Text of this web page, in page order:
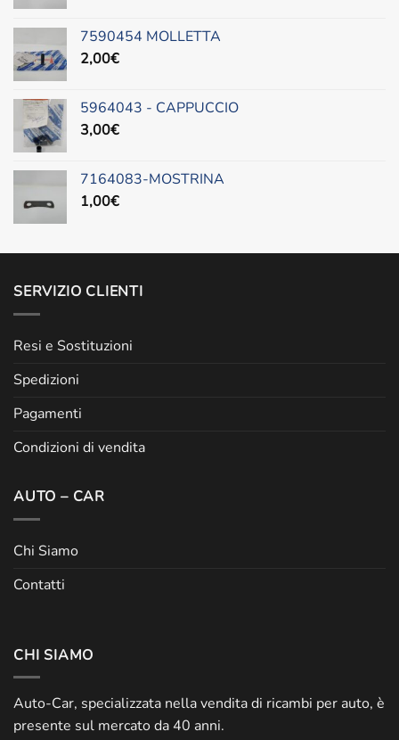
7590454 MOLLETTA
2,00€
5964043 - CAPPUCCIO
3,00€
7164083-MOSTRINA
1,00€
SERVIZIO CLIENTI
Resi e Sostituzioni
Spedizioni
Pagamenti
Condizioni di vendita
AUTO – CAR
Chi Siamo
Contatti
CHI SIAMO
Auto-Car, specializzata nella vendita di ricambi per auto, è
presente sul mercato da 40 anni.